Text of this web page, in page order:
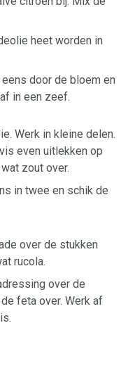
heet worden in
door de bloem en
in een zeef.
Werk in kleine delen.
even uitlekken op
zout over.
in twee en schik de
over de stukken
rucola.
over de
feta over. Werk af